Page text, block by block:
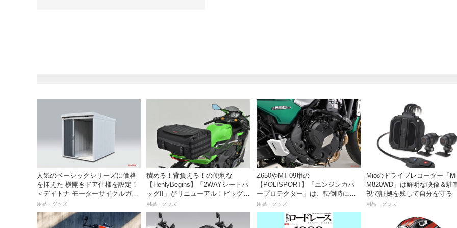
人気のベーシックシリーズに価格
を抑えた 横開きドア仕様を設定！
＜デイトナ モーターサイクルガレ
ージ ベーシックシリーズ ライト＞
用品・グッズ
積める！背負える！の便利な
【HenlyBegins】「2WAYシートバ
ッグII」がリニューアル！ビッグな
30Lサイズも加わった！
用品・グッズ
Z650やMT-09用の
【POLISPORT】「エンジンカバ
ープロテクター」は、転倒時にエ
ンジンのダメージを抑えてくれ
る！
用品・グッズ
Mioのドライブレコーダー「
M820WD」は鮮明な映像＆駐
視で証拠を残して自分を守る
用品・グッズ